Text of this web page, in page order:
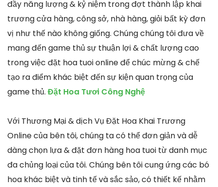
đầy năng lượng & kỷ niệm trong đợt thành lập khai
trương cửa hàng, công sở, nhà hàng, giỏi bất kỳ đơn
vị như thế nào không giống. Chúng chúng tôi đưa về
mang đến game thủ sự thuận lợi & chất lượng cao
trong việc đặt hoa tuoi online để chúc mừng & chế
tạo ra điểm khác biệt đến sự kiện quan trọng của
game thủ. Đặt Hoa Tươi Công Nghệ
Với Thương Mại & dịch Vụ Đặt Hoa Khai Trương
Online của bên tôi, chúng ta có thể đơn giản và dễ
dàng chọn lựa & đặt đơn hàng hoa tuoi từ danh mục
đa chủng loại của tôi. Chúng bên tôi cung ứng các bó
hoa khác biệt và tinh tế và sắc sảo, có thiết kế nhằm